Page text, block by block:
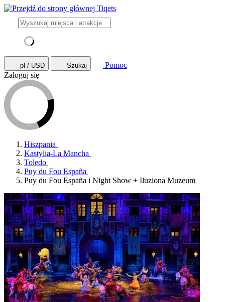
pl / USD Szukaj
Pomoc
Zaloguj się
Hiszpania
Kastylia-La Mancha
Toledo
Puy du Fou España
Puy du Fou España i Night Show + Iluziona Muzeum